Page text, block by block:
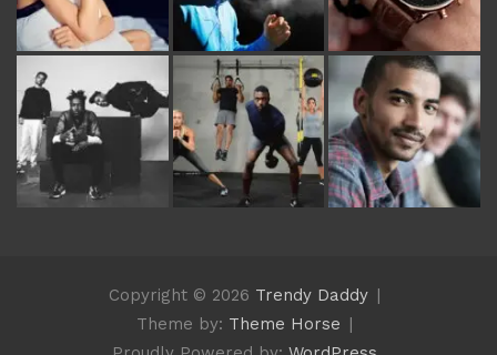
Copyright © 2026 Trendy Daddy
Theme by: Theme Horse